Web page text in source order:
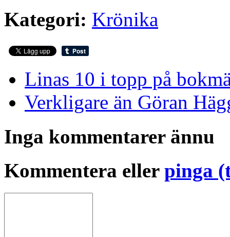
Kategori: Krönika
Linas 10 i topp på
Verkligare än Göran
Inga kommentarer ännu
Kommentera eller pinga